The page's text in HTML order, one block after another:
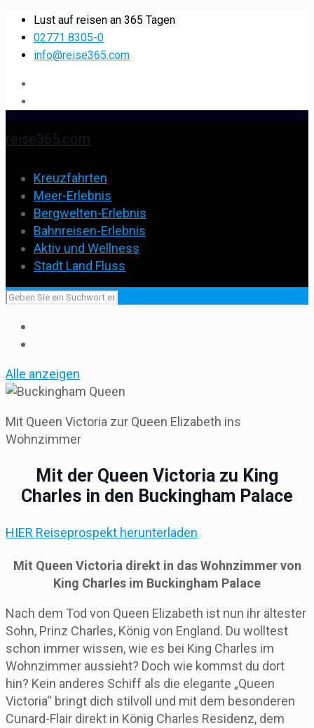
Lust auf reisen an 365 Tagen
02771 8305-0
info@reise365.com
reise365.com
Kreuzfahrten
Meer-Erlebnis
Bergwelten-Erlebnis
Bahnreisen-Erlebnis
Aktiv und Wellness
Stadt Land Fluss
Alle anzeigen
Mit Queen Victoria zur Queen Elizabeth ins
Wohnzimmer
Mit der Queen Victoria zu King
Charles in den Buckingham Palace
HIER Reiseprospekt herunterladen
Mit Queen Victoria direkt in das Wohnzimmer von
King Charles im Buckingham Palace
Nach dem Tod von Queen Elizabeth ist nun ihr ältester
Sohn, Prinz Charles, König von England. Du wolltest
schon immer wissen, wie es bei King Charles im
Wohnzimmer aussieht? Doch wie kommst du dort
hin? Kein anderes Schiff als die elegante „Queen
Victoria“ bringt dich stilvoll und mit dem besonderen
Cunard-Flair direkt in König Charles Residenz, dem